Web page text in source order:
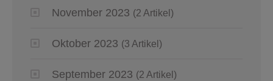
November 2023 (2 Artikel)
Oktober 2023 (3 Artikel)
September 2023 (2 Artikel)